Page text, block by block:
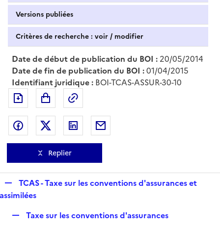
Versions publiées
Critères de recherche : voir / modifier
Date de début de publication du BOI : 20/05/2014
Date de fin de publication du BOI :01/04/2015
Identifiant juridique : BOI-TCAS-ASSUR-30-10
Exporter le document au format pdf
Partager sur Facebook
Partager sur Twitter
Partager sur LinkedIn
Replier
e
l
TCAS - Taxe sur les conventions d'assurances et
assimilées
Taxe sur les conventions d'assurances